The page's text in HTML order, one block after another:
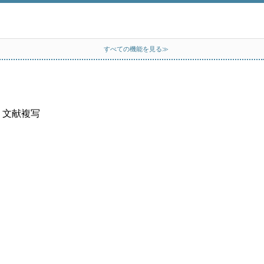
すべての機能を見る≫
献複写